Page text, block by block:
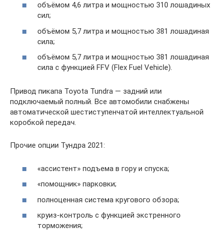
объёмом 4,6 литра и мощностью 310 лошадиных
сил;
объёмом 5,7 литра и мощностью 381 лошадиная
сила;
объёмом 5,7 литра и мощностью 381 лошадиная
сила с функцией FFV (Flex Fuel Vehicle).
Привод пикапа Toyota Tundra — задний или
подключаемый полный. Все автомобили снабжены
автоматической шестиступенчатой интеллектуальной
коробкой передач.
Прочие опции Тундра 2021:
«ассистент» подъема в гору и спуска;
«помощник» парковки;
полноценная система кругового обзора;
круиз-контроль с функцией экстренного
торможения;